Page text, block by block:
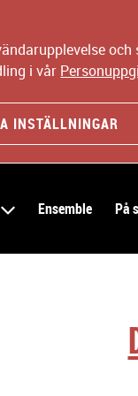
i vår
INSTÄLLNINGAR
Ensemble På